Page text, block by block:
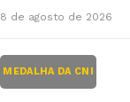
8 de agosto de 2026
MEDALHA DA CNI